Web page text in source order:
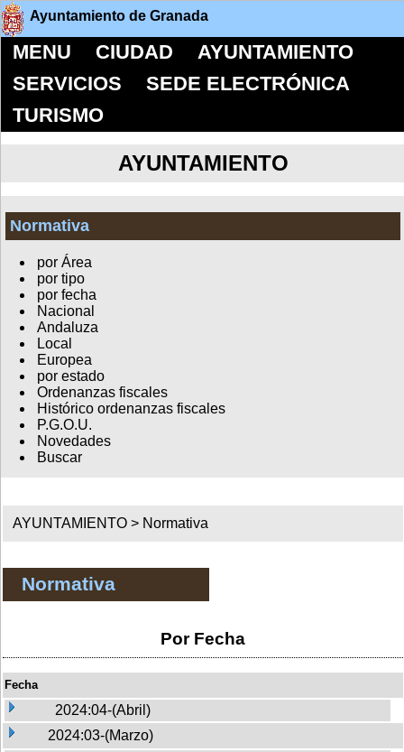
Ayuntamiento de Granada
MENU CIUDAD
AYUNTAMIENTO
SERVICIOS
SEDE ELECTRÓNICA
TURISMO
AYUNTAMIENTO
Normativa
por Área
por tipo
por fecha
Nacional
Andaluza
Local
Europea
por estado
Ordenanzas fiscales
Histórico ordenanzas fiscales
P.G.O.U.
Novedades
Buscar
AYUNTAMIENTO > Normativa
Normativa
Por Fecha
Fecha
2024:04-(Abril)
2024:03-(Marzo)